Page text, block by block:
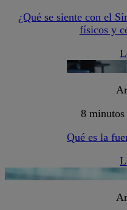
¿Qué se siente con el
físicos y
8 minutos
Qué es la